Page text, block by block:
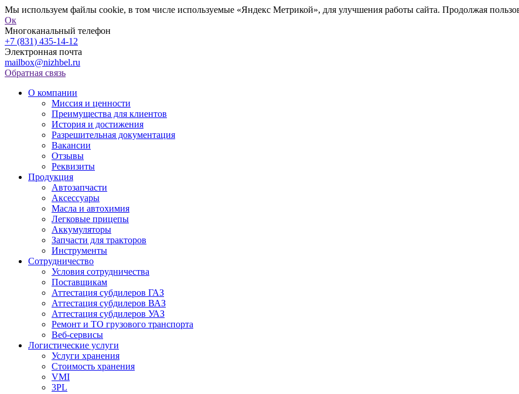
Мы используем файлы cookie, в том числе используемые «Яндекс Метрикой», для улучшения работы сайта. Продолжая
Ок
Многоканальный телефон
+7 (831) 435-14-12
Электронная почта
mailbox@nizhbel.ru
Обратная связь
О компании
Миссия и ценности
Преимущества для клиентов
История и достижения
Разрешительная документация
Вакансии
Отзывы
Реквизиты
Продукция
Автозапчасти
Аксессуары
Масла и автохимия
Легковые прицепы
Аккумуляторы
Запчасти для тракторов
Инструменты
Сотрудничество
Условия сотрудничества
Поставщикам
Аттестация субдилеров ГАЗ
Аттестация субдилеров ВАЗ
Аттестация субдилеров УАЗ
Ремонт и ТО грузового транспорта
Веб-сервисы
Логистические услуги
Услуги хранения
Стоимость хранения
VMI
3PL